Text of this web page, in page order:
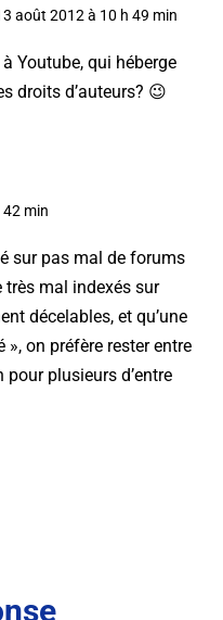
août 2012 à 10 h 49 min
Youtube, qui héberge
droits d’auteurs? 😉
42 min
sur pas mal de forums
très mal indexés sur
décelables, et qu’une
on préfère rester entre
plusieurs d’entre